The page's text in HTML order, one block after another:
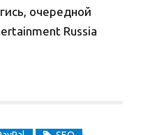
очередной
Russia